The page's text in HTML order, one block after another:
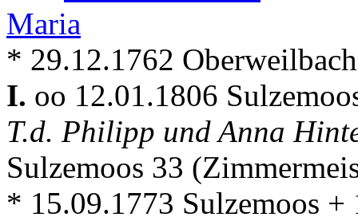
Maria
* 29.12.1762
I. oo 12.01.1806
T.d. Philipp und Anna
Sulzemoos 33
* 15.09.1773 Sulzemoos +